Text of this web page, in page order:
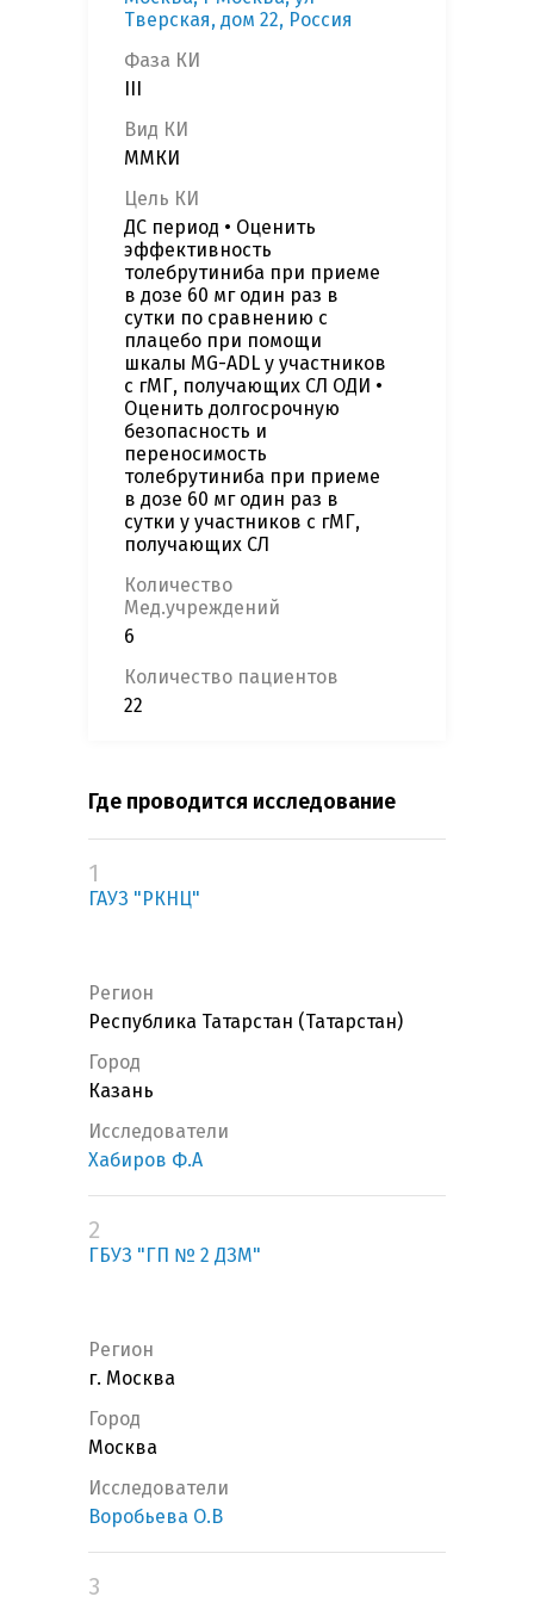
Тверская, дом 22, Россия
Фаза КИ
Вид КИ
ММКИ
Цель КИ
ДС период • Оценить
эффективность
толебрутиниба при приеме
в дозе 60 мг один раз в
сутки по сравнению с
плацебо при помощи
шкалы MG-ADL у участников
с гМГ, получающих СЛ ОДИ •
Оценить долгосрочную
безопасность и
переносимость
толебрутиниба при приеме
в дозе 60 мг один раз в
сутки у участников с гМГ,
получающих СЛ
Количество
Мед.учреждений
6
Количество пациентов
22
Где проводится исследование
1
ГАУЗ "РКНЦ"
Регион
Республика Татарстан (Татарстан)
Город
Казань
Исследователи
Хабиров Ф.А
2
ГБУЗ "ГП № 2 ДЗМ"
Регион
г. Москва
Город
Москва
Исследователи
Воробьева О.В
3